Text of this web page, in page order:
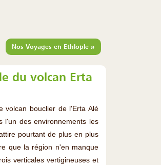
Nos Voyages en Ethiopie »
du volcan Erta
volcan bouclier de l'Erta Alé
l'un des environnements les
pourtant de plus en plus
que la région n'en manque
verticales vertigineuses et